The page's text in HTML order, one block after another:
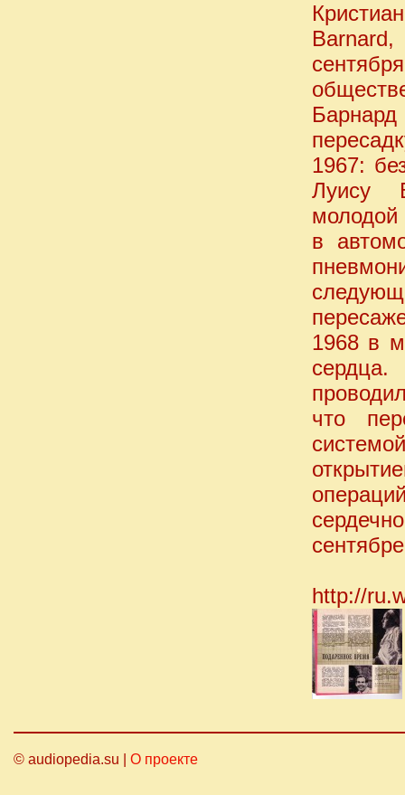
1967:
Луису
в
1968 в
что
http://
© audiopedia.su | О проекте